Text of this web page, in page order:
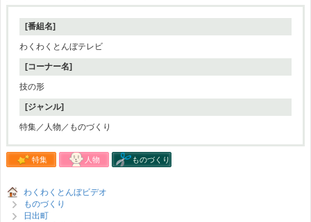
[番組名]
わくわくとんぼテレビ
[コーナー名]
技の形
[ジャンル]
特集／人物／ものづくり
特集 人物 ものづくり
わくわくとんぼビデオ
ものづくり
日出町